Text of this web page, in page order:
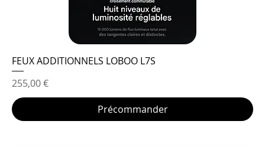
FEUX ADDITIONNELS LOBOO L7S
Prix
255,00 €
Précommander